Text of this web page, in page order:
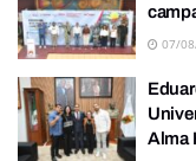
07/
Alma